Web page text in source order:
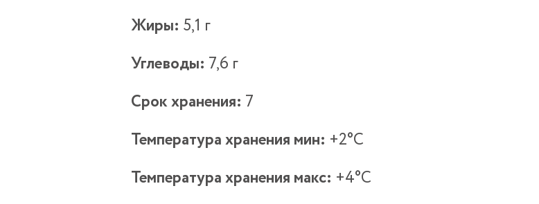
Жиры: 5,1 г
Углеводы: 7,6 г
Срок хранения: 7
Температура хранения мин: +2°С
Температура хранения макс: +4°С